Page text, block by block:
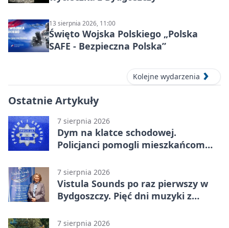
13 sierpnia 2026, 11:00
Święto Wojska Polskiego „Polska
SAFE - Bezpieczna Polska”
Kolejne wydarzenia
Ostatnie Artykuły
7 sierpnia 2026
Dym na klatce schodowej.
Policjanci pomogli mieszkańcom
7 sierpnia 2026
Vistula Sounds po raz pierwszy w
Bydgoszczy. Pięć dni muzyki z
7 sierpnia 2026